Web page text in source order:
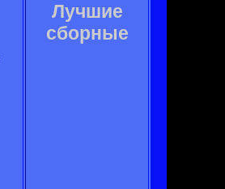
Лучшие
сборные